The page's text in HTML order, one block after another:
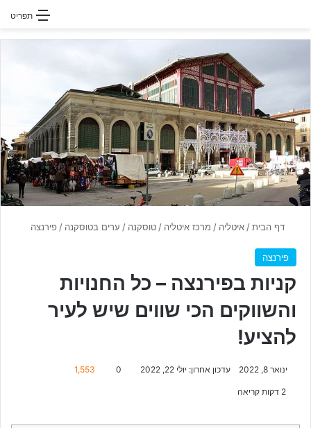
תפריט
דף הבית/איטליה / מרכז איטליה /טוסקנה / ערים בטוסקנה /פירנצה
פירנצה
קניות בפירנצה – כל החנויות
והשווקים הכי שווים שיש לעיר
להציע!
ינואר 8, 2022 עדכון אחרון: יולי 22, 2022 0
1,553